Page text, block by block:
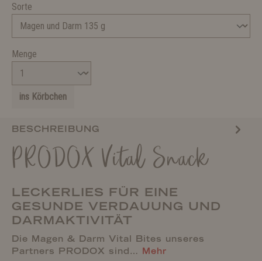
Sorte
Menge
ins Körbchen
BESCHREIBUNG
PRODOX Vital Snack
LECKERLIES FÜR EINE
GESUNDE VERDAUUNG UND
DARMAKTIVITÄT
Die Magen & Darm Vital Bites unseres
Partners PRODOX sind… Mehr